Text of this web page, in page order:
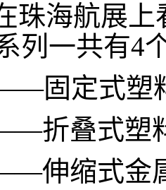
珠海航展上
列一共有4
固定式塑
折叠式塑
伸缩式金